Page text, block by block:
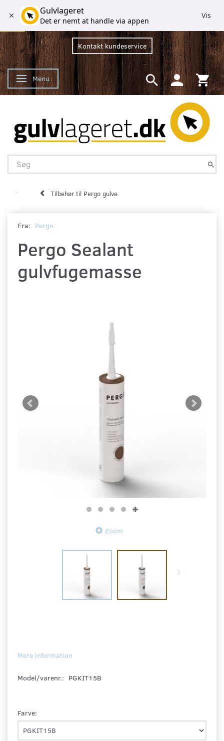
Kontakt kundeservice
Skifte navigation
Menu
Tilbehør til Pergo gulve
Fra: Pergo
Pergo Sealant
gulvfugemasse
Zoom
Mere information
Model/varenr.: PGKIT15B
Farve:
Gulvlageret
Det er nemt at handle via appen
Vis